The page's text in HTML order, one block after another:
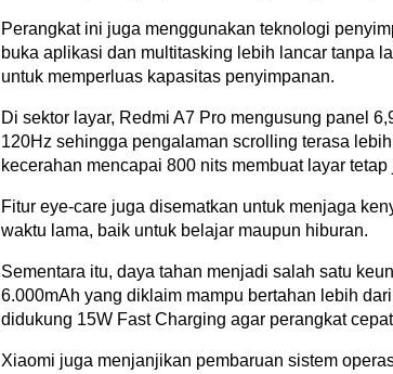
Perangkat ini juga menggunakan teknologi
buka aplikasi dan multitasking lebih lancar tanpa
untuk memperluas kapasitas penyimpanan.
Di sektor layar, Redmi A7 Pro mengusung panel
120Hz sehingga pengalaman scrolling terasa
kecerahan mencapai 800 nits membuat layar
Fitur eye-care juga disematkan untuk menjaga
waktu lama, baik untuk belajar maupun hiburan.
Sementara itu, daya tahan menjadi salah satu
6.000mAh yang diklaim mampu bertahan lebih
didukung 15W Fast Charging agar perangkat
Xiaomi juga menjanjikan pembaruan sistem